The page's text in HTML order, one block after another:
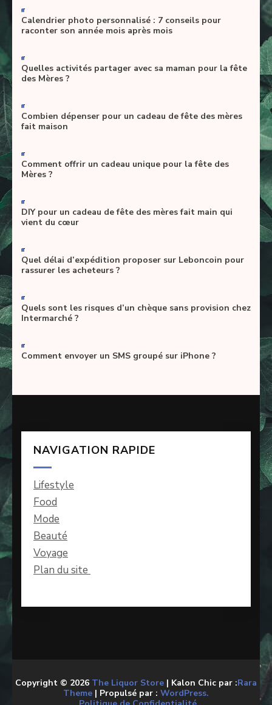
-
Calendrier photo personnalisé : 7 conseils pour
raconter son année mois après mois
-
Quelles activités partager avec sa maman pour la fête
des Mères ?
-
Combien dépenser pour un cadeau de fête des mères
fait maison
-
Comment offrir un cadeau unique pour la fête des
Mères ?
-
DIY pour un cadeau de fête des mères fait main qui
vient du cœur
-
Quel délai d’expédition proposer sur Leboncoin pour
rassurer les acheteurs ?
-
Quels sont les risques d’un chèque sans provision chez
Intermarché ?
-
Comment envoyer un SMS groupé sur iPhone ?
NAVIGATION RAPIDE
Lifestyle
Food
Mode
Beauté
Voyage
Plan du site
Copyright © 2026 The Liquor Store | Kalon Chic par :Rara
Theme | Propulsé par : WordPress.